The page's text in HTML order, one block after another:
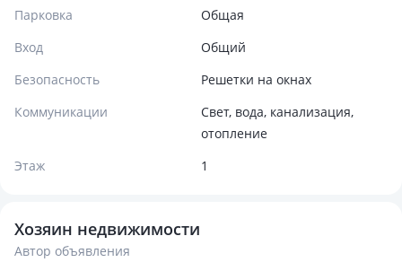
Парковка
Общая
Вход
Общий
Безопасность
Решетки на окнах
Коммуникации
Свет, вода, канализация,
отопление
Этаж
1
Хозяин недвижимости
Автор объявления